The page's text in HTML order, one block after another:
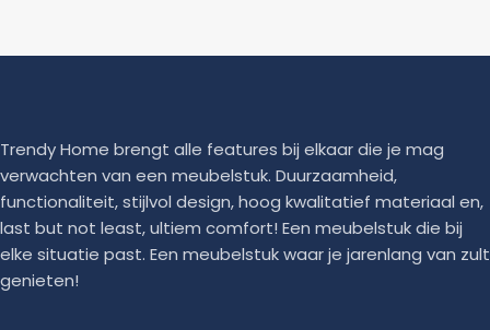
Trendy Home brengt alle features bij elkaar die je mag
verwachten van een meubelstuk. Duurzaamheid,
functionaliteit, stijlvol design, hoog kwalitatief materiaal en,
last but not least, ultiem comfort! Een meubelstuk die bij
elke situatie past. Een meubelstuk waar je jarenlang van zult
genieten!